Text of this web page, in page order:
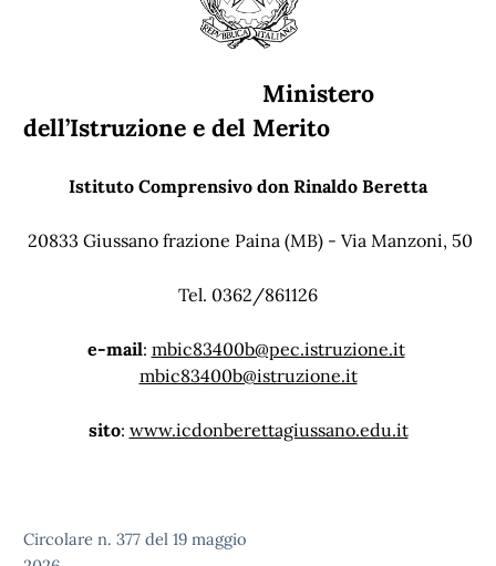
Ministero
dell’Istruzione e del Merito
Istituto Comprensivo don Rinaldo Beretta
20833 Giussano frazione Paina (MB) - Via Manzoni, 50
Tel. 0362/861126
e-mail: mbic83400b@pec.istruzione.it
mbic83400b@istruzione.it
sito: www.icdonberettagiussano.edu.it
Circolare n. 377 del 19 maggio